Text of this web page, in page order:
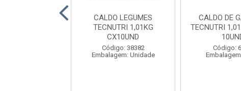
CALDO LEGUMES
TECNUTRI 1,01KG
CX10UND
Código: 38382
Embalagem: Unidade
CALDO DE
TECNUTRI
Código: